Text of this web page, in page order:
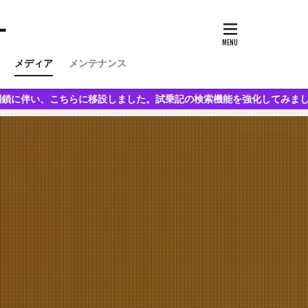
メディア メンテナンス
移設しました。試乗記の検索機能を強化してみました。